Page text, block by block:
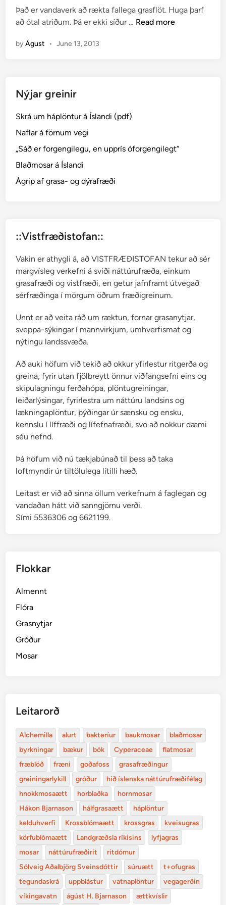
m
e
d
n
Það er vandaverk að rækta fallega grasflöt. Huga þarf
að ótal atriðum. Þá er ekki síður … H
á
i
n
a
?
Read more
byÁgust • June 13, 2013
Nýjar greinir
Skrá um háplöntur á Íslandi (pdf)
Naflar á förnum vegi
„Sáð er forgengilegu, en upprís óforgengilegt“
Blaðmosar á Íslandi
Ágrip af grasa- og dýrafræði
::Vistfræðistofan::
Vakin er athygli á, að VISTFRÆÐISTOFAN tekur að sér
margvísleg verkefni á sviði náttúrufræða, einkum
grasafræði og vistfræði, en getur jafnframt útvegað
sérfræðinga í mörgum öðrum fræðigreinum.
Unnt er að veita ráð um ræktun, fornar grasanytjar,
sveppa-sýkingar í mannvirkjum, umhverfismat og
nýtingu landssvæða.
Að auki höfum við tekið að okkur yfirlestur ritgerða og
greina, fyrir utan fjölbreytt önnur viðfangsefni eins og
skipulagningu ferðahópa, plöntugreiningar,
leiðarlýsingar, fyrirlestra um náttúru landsins og
lækningaplöntur, þýðingar úr sænsku og ensku,
kennslu í líffræði og lífefnafræði, svo að nokkur dæmi
séu nefnd.
Þá höfum við nú tækjabúnað til þess að taka
loftmyndir úr tiltölulega lítilli hæð.
Leitast er við að sinna öllum verkefnum á faglegan og
vandaðan hátt við sanngjörnu verði.
Sími 5536306 og 6621199.
Flokkar
Almennt
Flóra
Grasnytjar
Gróður
Mosar
Leitarorð
Alchemilla alurt bakteríur baukmosar
blaðmosar
byrkningar
bækur bók Cyperaceae
flatmosar
fræblöð
fræni goðafoss
grasafræðingur
greiningarlykill
gróður
hið íslenska náttúrufræðifélag
hnokkmosaætt
horblaðka
hornmosar
Hákon Bjarnason
hálfgrasaætt
háplöntur
kelduhverfi
Krossblómaætt krossgras
kveisugras
körfublómaætt
Landgræðsla ríkisins
lyfjagras
mosar
náttúrufræðirit
ritdómur
Sólveig Aðalbjörg Sveinsdóttir
súruætt
t+ofugras
tegundaskrá
uppblástur vatnaplöntur
vegagerðin
víkingavatn
ágúst H. Bjarnason ættkvíslir